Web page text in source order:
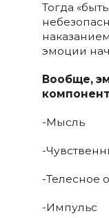
Тогда
эмоции
Вообще,
-Мысль
-
-Телесное
-Импульс